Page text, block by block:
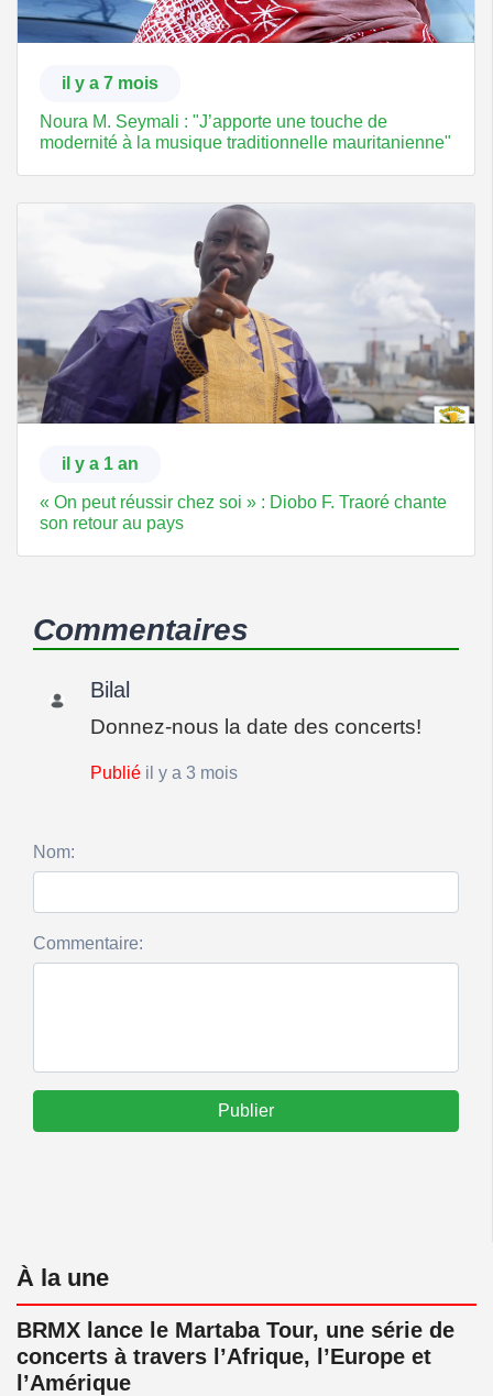
il y a 7 mois
Noura M. Seymali : "J’apporte une touche de
modernité à la musique traditionnelle mauritanienne"
il y a 1 an
« On peut réussir chez soi » : Diobo F. Traoré chante
son retour au pays
Commentaires
Bilal
Donnez-nous la date des concerts!
Publié il y a 3 mois
Nom:
Commentaire:
Publier
À la une
BRMX lance le Martaba Tour, une série de
concerts à travers l’Afrique, l’Europe et
l’Amérique